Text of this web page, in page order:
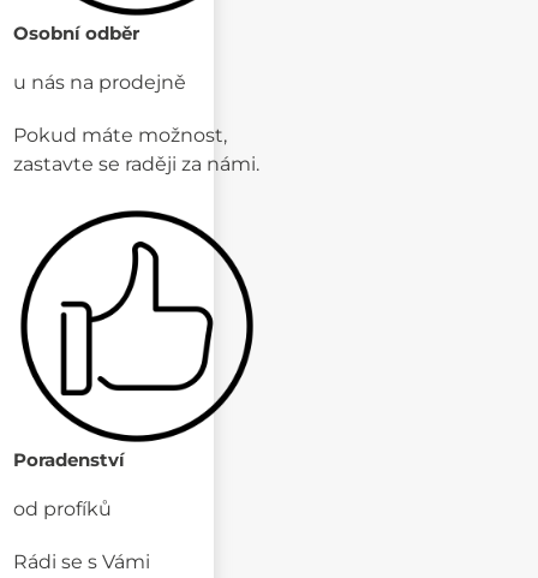
Osobní odběr
u nás na prodejně
Pokud máte možnost,
zastavte se raději za námi.
Poradenství
od profíků
Rádi se s Vámi